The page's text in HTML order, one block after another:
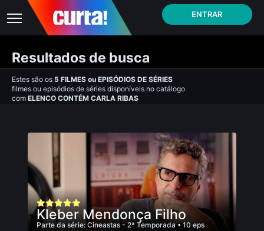
ENTRAR
Resultados de busca
Estes são os 5 FILMES ou EPISÓDIOS DE SÉRIES
filmes ou episódios de séries disponíveis no catálogo
com ELENCO CONTÉM CARLA RIBAS
Kleber Mendonça Filho
Parte da série: Cineastas - 2ª Temporada• 10 eps